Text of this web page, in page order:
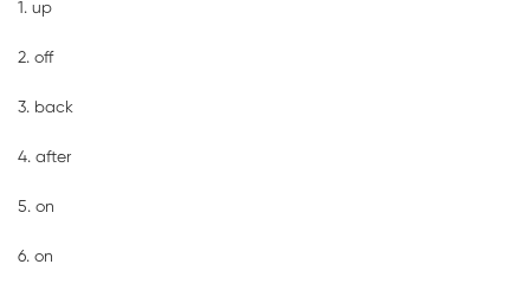
1. up
2. off
3. back
4. after
5. on
6. on